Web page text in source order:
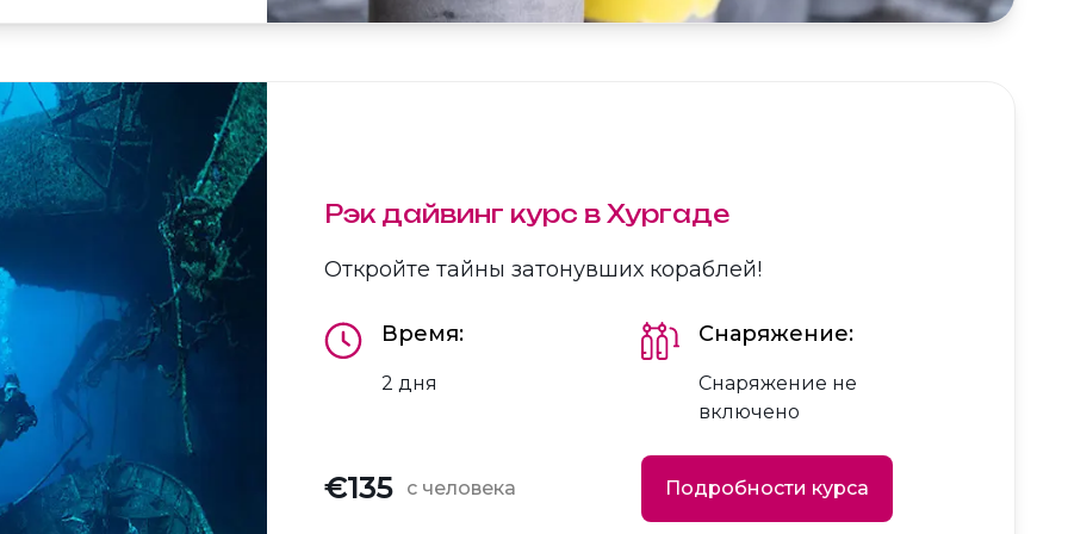
Рэк дайвинг курс в Хургаде
Откройте тайны затонувших кораблей!
Время:
2 дня
Снаряжение:
Снаряжение не
включено
€135 с человека Подробности курса